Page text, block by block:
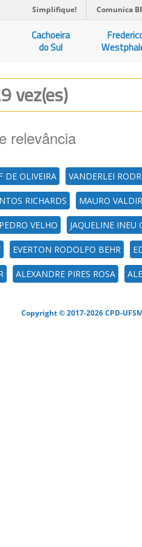
Simplifique! Comunica
Cachoeira
do Sul
vez(es)
relevância
DE OLIVEIRA VANDERLEI
RICHARDS MAURO
VELHO JAQUELINE INEU
EVERTON RODOLFO BEHR
ALEXANDRE PIRES ROSA
Copyright © 2017-2026 CPD-